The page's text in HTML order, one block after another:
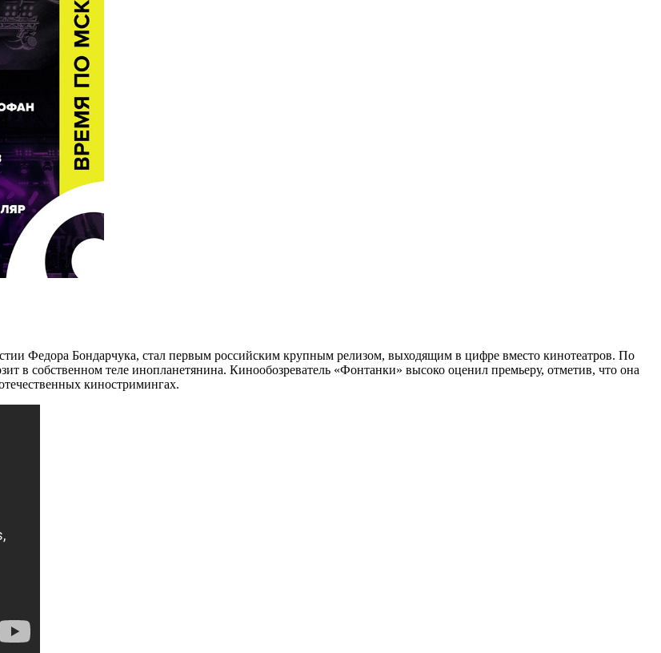
Федора Бондарчука, стал первым российским крупным релизом, выходящим в цифре вместо кинотеатров. По
в собственном теле инопланетянина. Кинообозреватель «Фонтанки» высоко оценил премьеру, отметив, что она
киностримингах.